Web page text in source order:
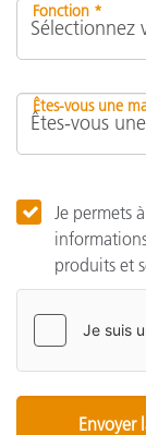
Fonction *
Êtes-vous une
Je permets
produits et